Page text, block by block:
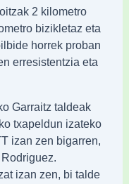
2 kilometro
bizikletaz eta
horrek proban
erresistentzia eta
Garraitz taldeak
txapeldun izateko
izan zen bigarren,
izan zen, bi talde